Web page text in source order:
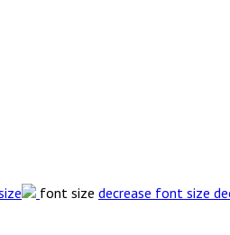
font size decrease font size